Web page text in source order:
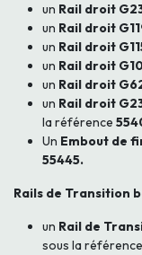
un Rail droit
un Rail droit
un Rail droit
un Rail droit
un Rail droit
un Rail droit
la référence
Un Embout de
55445.
Rails de Transition
un Rail de
sous la référence